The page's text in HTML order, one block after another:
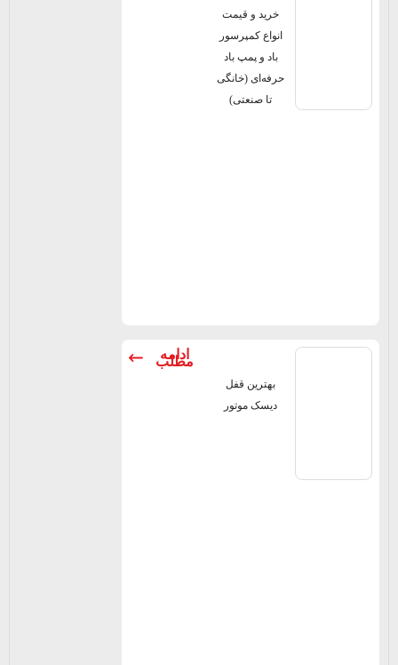
خرید و قیمت
انواع کمپرسور
باد و پمپ باد
حرفه‌ای (خانگی
تا صنعتی)
بهترین قفل
دیسک موتور
ادامه
مطلب